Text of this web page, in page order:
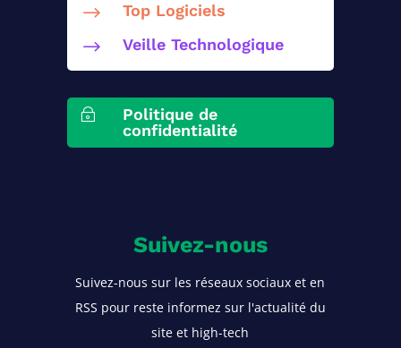
$ Top Logiciels
$ Veille Technologique
~
Politique de
confidentialité
Suivez-nous
Suivez-nous sur les réseaux sociaux et en
RSS pour reste informez sur l'actualité du
site et high-tech